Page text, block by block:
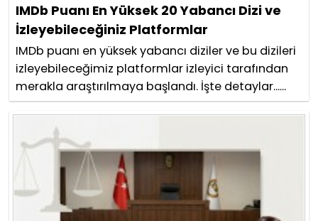
IMDb Puanı En Yüksek 20 Yabancı Dizi ve
İzleyebileceğiniz Platformlar
IMDb puanı en yüksek yabancı diziler ve bu dizileri
izleyebileceğimiz platformlar izleyici tarafından
merakla araştırılmaya başlandı. İşte detaylar......